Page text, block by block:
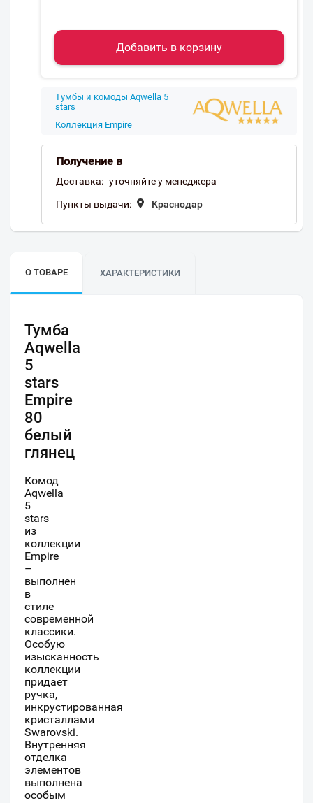
Добавить в корзину
Тумбы и комоды Aqwella 5
stars
Коллекция Empire
Получение в
Доставка: уточняйте у менеджера
Пункты выдачи: Краснодар
О ТОВАРЕ ХАРАКТЕРИСТИКИ
Тумба
Aqwella
5
stars
Empire
80
белый
глянец
Комод
Aqwella
5
stars
из
коллекции
Empire
–
выполнен
в
стиле
современной
классики.
Особую
изысканность
коллекции
придает
ручка,
инкрустированная
кристаллами
Swarovski.
Внутренняя
отделка
элементов
выполнена
особым